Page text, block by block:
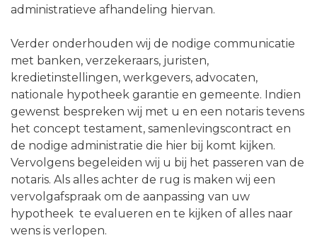
administratieve afhandeling hiervan.
Verder onderhouden wij de nodige communicatie
met banken, verzekeraars, juristen,
kredietinstellingen, werkgevers, advocaten,
nationale hypotheek garantie en gemeente. Indien
gewenst be­spreken wij met u en een notaris tevens
het concept testament, samenlevingscontract en
de nodige administratie die hier bij komt kijken.
Vervolgens begeleiden wij u bij het passeren van de
notaris. Als alles achter de rug is maken wij een
vervolgafspraak om de aanpassing van uw
hypotheek te evalueren en te kijken of alles naar
wens is verlopen.